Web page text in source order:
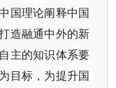
国理论阐释中国
造融通中外的新
主的知识体系要
目标，为提升国